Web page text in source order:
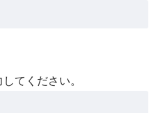
てください。